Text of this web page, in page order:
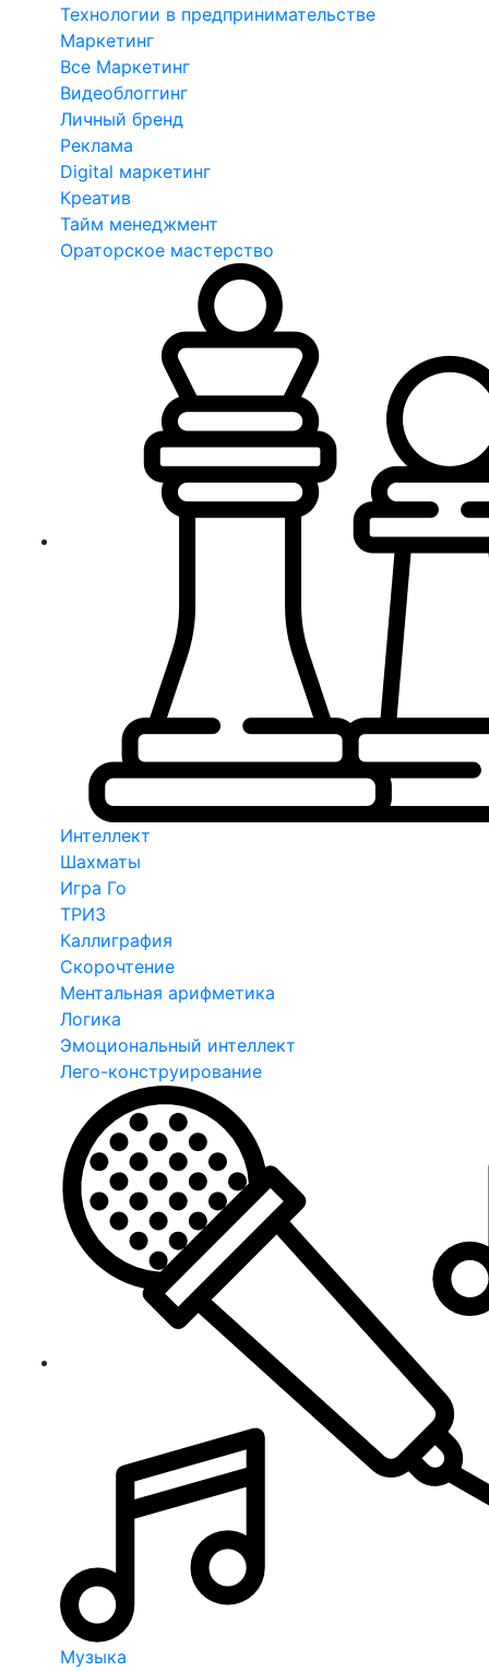
Технологии в предпринимательстве
Маркетинг
Все Маркетинг
Видеоблоггинг
Личный бренд
Реклама
Digital маркетинг
Креатив
Тайм менеджмент
Ораторское мастерство
Интеллект
Шахматы
Игра Го
ТРИЗ
Каллиграфия
Скорочтение
Ментальная арифметика
Логика
Эмоциональный интеллект
Лего-конструирование
Музыка